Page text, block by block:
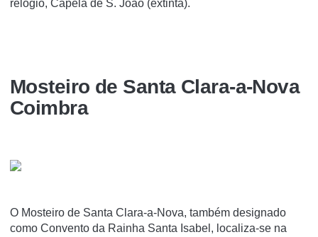
relógio, Capela de S. João (extinta).
Mosteiro de Santa Clara-a-Nova
Coimbra
O Mosteiro de Santa Clara-a-Nova, também designado
como Convento da Rainha Santa Isabel, localiza-se na